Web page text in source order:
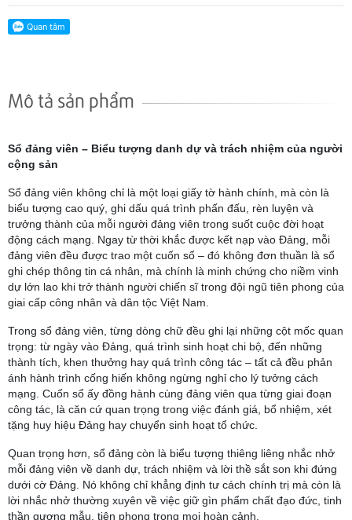
Mô tả sản phẩm
Sổ đảng viên – Biểu tượng danh dự và trách nhiệm của người
cộng sản
Sổ đảng viên không chỉ là một loại giấy tờ hành chính, mà còn là
biểu tượng cao quý, ghi dấu quá trình phấn đấu, rèn luyện và
trưởng thành của mỗi người đảng viên trong suốt cuộc đời hoạt
động cách mạng. Ngay từ thời khắc được kết nạp vào Đảng, mỗi
đảng viên đều được trao một cuốn sổ – đó không đơn thuần là sổ
ghi chép thông tin cá nhân, mà chính là minh chứng cho niềm vinh
dự lớn lao khi trở thành người chiến sĩ trong đội ngũ tiên phong của
giai cấp công nhân và dân tộc Việt Nam.
Trong sổ đảng viên, từng dòng chữ đều ghi lại những cột mốc quan
trọng: từ ngày vào Đảng, quá trình sinh hoạt chi bộ, đến những
thành tích, khen thưởng hay quá trình công tác – tất cả đều phản
ánh hành trình cống hiến không ngừng nghỉ cho lý tưởng cách
mạng. Cuốn sổ ấy đồng hành cùng đảng viên qua từng giai đoạn
công tác, là căn cứ quan trọng trong việc đánh giá, bổ nhiệm, xét
tặng huy hiệu Đảng hay chuyển sinh hoạt tổ chức.
Quan trọng hơn, sổ đảng còn là biểu tượng thiêng liêng nhắc nhở
mỗi đảng viên về danh dự, trách nhiệm và lời thề sắt son khi đứng
dưới cờ Đảng. Nó không chỉ khẳng định tư cách chính trị mà còn là
lời nhắc nhở thường xuyên về việc giữ gìn phẩm chất đạo đức, tinh
thần gương mẫu, tiên phong trong mọi hoàn cảnh.